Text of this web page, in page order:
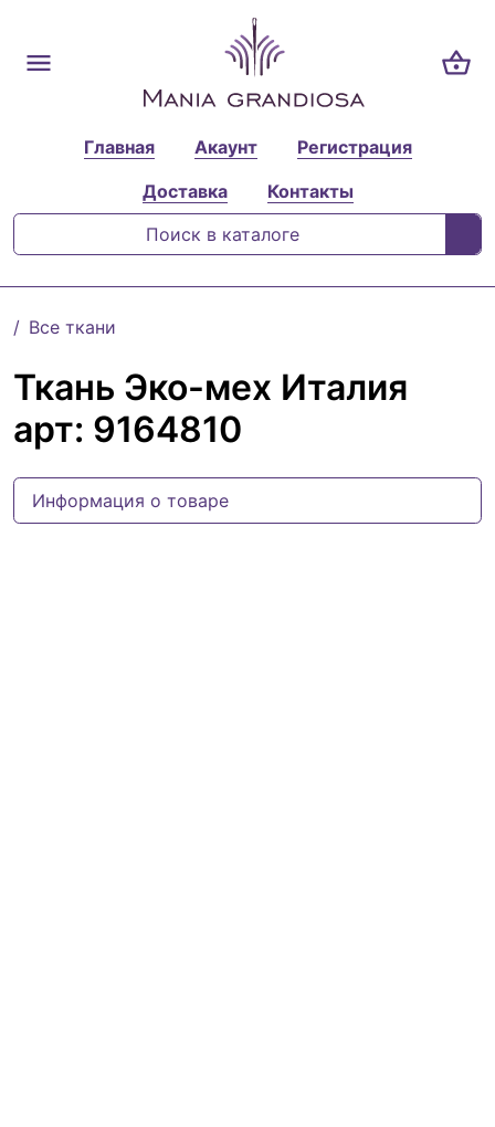
Главная Акаунт
Регистрация
Доставка
Контакты
Все ткани
Ткань Эко-мех Италия
арт: 9164810
Информация о товаре